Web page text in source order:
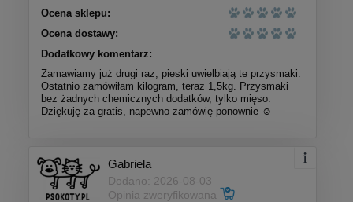
Ocena sklepu:
Ocena dostawy:
Dodatkowy komentarz:
Zamawiamy już drugi raz, pieski uwielbiają te przysmaki.
Ostatnio zamówiłam kilogram, teraz 1,5kg. Przysmaki
bez żadnych chemicznych dodatków, tylko mięso.
Dziękuję za gratis, napewno zamówię ponownie ☺️
Gabriela
Dodano: 2026-08-03
Opinia zweryfikowana